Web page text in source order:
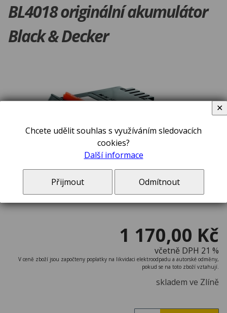
BL4018 originální akumulátor
Black & Decker
1 170,00 Kč
včetně DPH 21 %
V ceně zboží jsou započteny poplatky na likvidaci elektroodpadu a autorské odměny,
pokud se na toto zboží vztahují.
skladem ve Zlíně
Chcete udělit souhlas s využíváním sledovacích
cookies?
Další informace
Přijmout Odmítnout
✕